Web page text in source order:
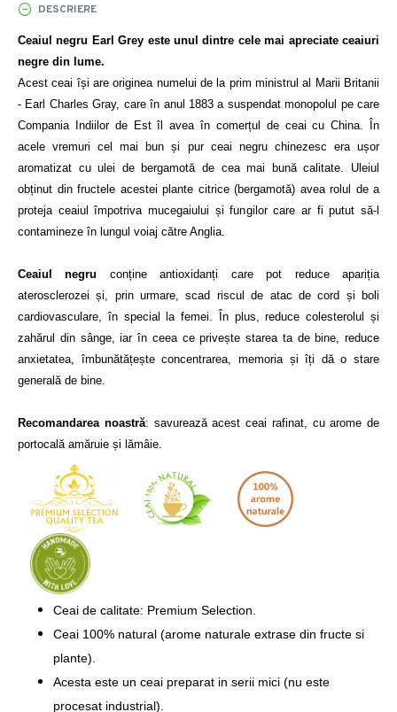
DESCRIERE
Ceaiul negru Earl Grey este unul dintre cele mai apreciate ceaiuri
Acest ceai își are originea numelui de la prim ministrul al Marii Britanii
- Earl Charles Gray, care în anul 1883 a suspendat monopolul pe care
Compania Indiilor de Est îl avea în comerțul de ceai cu China. În
acele vremuri cel mai bun și pur ceai negru chinezesc era ușor
aromatizat cu ulei de bergamotă de cea mai bună calitate. Uleiul
obținut din fructele acestei plante citrice (bergamotă) avea rolul de a
proteja ceaiul împotriva mucegaiului și fungilor care ar fi putut să-l
contamineze în lungul voiaj către Anglia.
Ceaiul negru conține antioxidanți care pot reduce apariția
aterosclerozei și, prin urmare, scad riscul de atac de cord și boli
cardiovasculare, în special la femei. În plus, reduce colesterolul și
zahărul din sânge, iar în ceea ce privește starea ta de bine, reduce
anxietatea, îmbunătățește concentrarea, memoria și îți dă o stare
generală de bine.
Recomandarea noastră: savurează acest ceai rafinat, cu arome de
portocală amăruie și lămâie.
Ceai de calitate: Premium Selection.
Ceai 100% natural (arome naturale extrase din fructe si
plante).
Acesta este un ceai preparat in serii mici (nu este
procesat industrial).